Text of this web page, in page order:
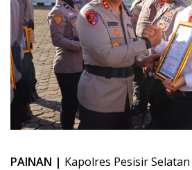
PAINAN | Kapolres Pesisir Selatan